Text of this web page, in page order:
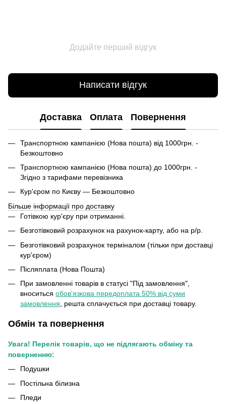
Додайте перший відгук
Написати відгук
Доставка Оплата Повернення
Транспортною кампанією (Нова пошта) від 1000грн. -
Безкоштовно
Транспортною кампанією (Нова пошта) до 1000грн. -
Згідно з тарифами перевізника
Кур'єром по Києву — Безкоштовно
Більше інформації про доставку
Готівкою кур'єру при отриманні.
Безготівковий розрахунок на рахунок-карту, або на р/р.
Безготівковий розрахунок терміналом (тільки при доставці
кур'єром)
Післяплата (Нова Пошта)
При замовленні товарів в статусі "Під замовлення",
вноситься обов'язкова передоплата 50% від суми
замовлення, решта сплачується при доставці товару.
Обмін та повернення
Увага! Перелік товарів, що не підлягають обміну та
поверненню:
Подушки
Постільна білизна
Пледи